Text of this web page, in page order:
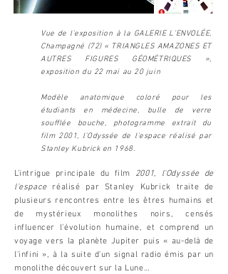
Vue de l'exposition à la GALERIE L’ENVOLÉE,
Champagné (72) « TRIANGLES AMAZONES ET
AUTRES FIGURES GÉOMÉTRIQUES »,
exposition du 22 mai au 20 juin
Modèle anatomique coloré pour les
étudiants en médecine, bulle de verre
soufflée bouche, photogramme extrait du
film 2001, l'Odyssée de l'espace réalisé par
Stanley Kubrick en 1968.
L'intrigue principale du film 2001, l'Odyssée de
l'espaceréalisé par Stanley Kubrick traite de
plusieurs rencontres entre les êtres humains et
de mystérieux monolithes noirs, censés
influencer l'évolution humaine, et comprend un
voyage vers la planète Jupiter puis « au-delà de
l'infini », à la suite d'un signal radio émis par un
monolithe découvert sur la Lune…